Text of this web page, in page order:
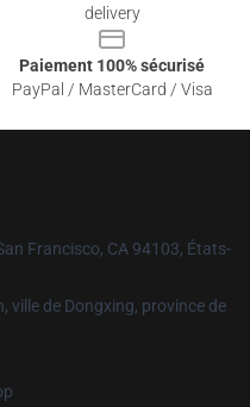
delivery
Paiement 100% sécurisé
PayPal / MasterCard / Visa
Francisco, CA 94103, États-
ville de Dongxing, province de